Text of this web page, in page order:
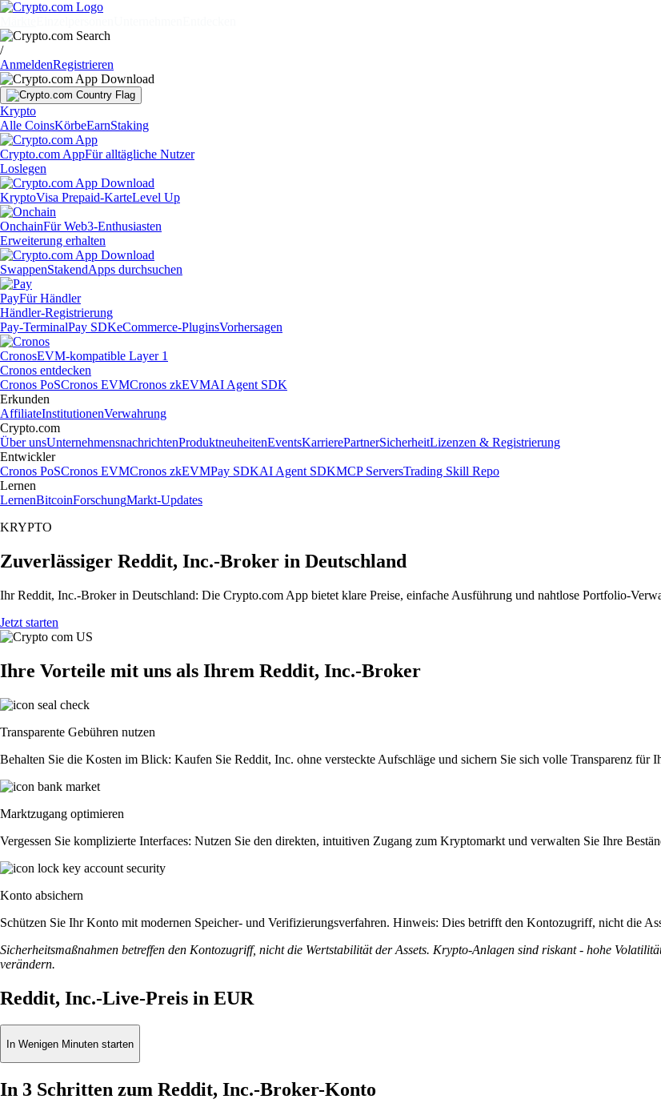
/
AnmeldenRegistrieren
Krypto
Alle CoinsKörbeEarnStaking
Crypto.com AppFür alltägliche Nutzer
Loslegen
KryptoVisa Prepaid-KarteLevel Up
OnchainFür Web3-Enthusiasten
Erweiterung erhalten
SwappenStakendApps durchsuchen
PayFür Händler
Händler-Registrierung
Pay-TerminalPay SDKeCommerce-PluginsVorhersagen
CronosEVM-kompatible Layer 1
Cronos entdecken
Cronos PoSCronos EVMCronos zkEVMAI Agent SDK
Erkunden
AffiliateInstitutionenVerwahrung
Crypto.com
Über unsUnternehmensnachrichtenProduktneuheitenEventsKarrierePartnerSicherheitLizenzen & Registrierung
Entwickler
Cronos PoSCronos EVMCronos zkEVMPay SDKAI Agent SDKMCP ServersTrading Skill Repo
Lernen
LernenBitcoinForschungMarkt-Updates
KRYPTO
Zuverlässiger Reddit, Inc.-Broker in Deutschland
Ihr Reddit, Inc.-Broker in Deutschland: Die Crypto.com App bietet klare Preise, einfache Ausführung und nahtlose Portfolio-
Jetzt starten
Ihre Vorteile mit uns als Ihrem Reddit, Inc.-Broker
Transparente Gebühren nutzen
Behalten Sie die Kosten im Blick: Kaufen Sie Reddit, Inc. ohne versteckte Aufschläge und sichern Sie sich volle Transparenz für
Marktzugang optimieren
Vergessen Sie komplizierte Interfaces: Nutzen Sie den direkten, intuitiven Zugang zum Kryptomarkt und verwalten Sie Ihre
Konto absichern
Schützen Sie Ihr Konto mit modernen Speicher- und Verifizierungsverfahren. Hinweis: Dies betrifft den Kontozugriff, nicht die
Sicherheitsmaßnahmen betreffen den Kontozugriff, nicht die Wertstabilität der Assets. Krypto-Anlagen sind riskant - hohe
verändern.
Reddit, Inc.-Live-Preis in EUR
In Wenigen Minuten starten
In 3 Schritten zum Reddit, Inc.-Broker-Konto